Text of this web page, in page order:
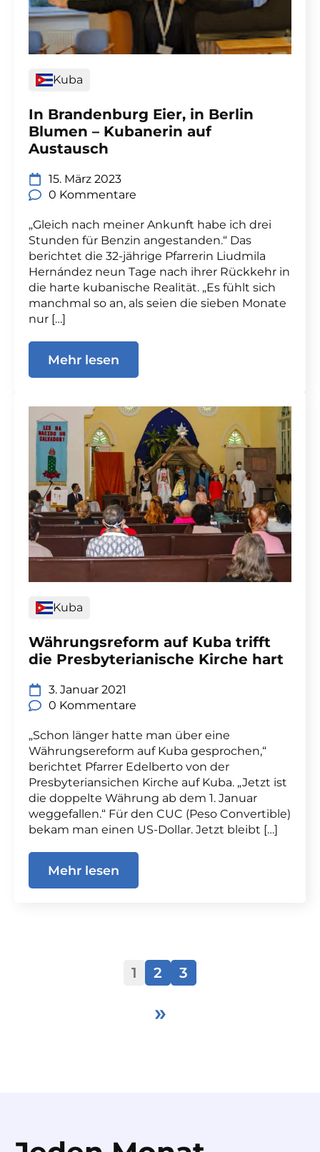
Kuba
In Brandenburg Eier, in Berlin
Blumen – Kubanerin auf
Austausch
15. März 2023
0 Kommentare
„Gleich nach meiner Ankunft habe ich drei
Stunden für Benzin angestanden.“ Das
berichtet die 32-jährige Pfarrerin Liudmila
Hernández neun Tage nach ihrer Rückkehr in
die harte kubanische Realität. „Es fühlt sich
manchmal so an, als seien die sieben Monate
nur […]
Mehr lesen
Kuba
Währungsreform auf Kuba trifft
die Presbyterianische Kirche hart
3. Januar 2021
0 Kommentare
„Schon länger hatte man über eine
Währungsereform auf Kuba gesprochen,“
berichtet Pfarrer Edelberto von der
Presbyteriansichen Kirche auf Kuba. „Jetzt ist
die doppelte Währung ab dem 1. Januar
weggefallen.“ Für den CUC (Peso Convertible)
bekam man einen US-Dollar. Jetzt bleibt […]
Mehr lesen
1 2 3
»